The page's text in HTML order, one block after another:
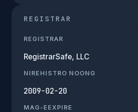
REGISTRAR
REGISTRAR
RegistrarSafe, LLC
NIREHISTRO NOONG
2009-02-20
MAG-EEXPIRE